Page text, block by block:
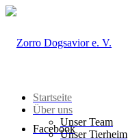
Facebook
Startseite
Über uns
Unser Team
Unser Tierheim